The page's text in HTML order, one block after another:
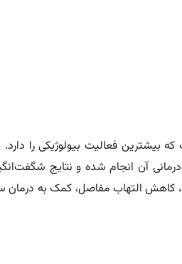
آن انجام شده و نتایج
کاهش التهاب مفاصل، کمک به